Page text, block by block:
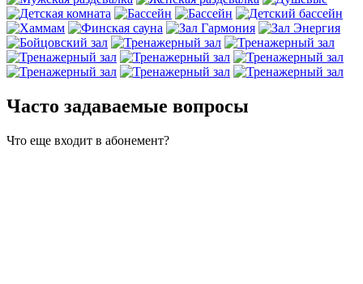
Часто задаваемые вопросы
Что еще входит в абонемент?